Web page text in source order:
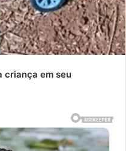
criança em seu